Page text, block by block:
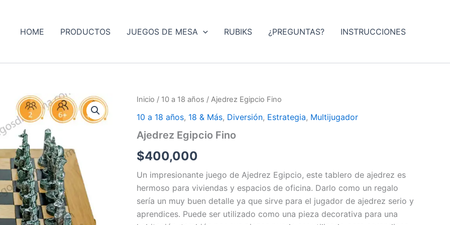
HOME PRODUCTOS JUEGOS DE MESA RUBIKS ¿PREGUNTAS? INSTRUCCIONES
Inicio / 10 a 18 años / Ajedrez Egipcio Fino
10 a 18 años, 18 & Más, Diversión, Estrategia, Multijugador
Ajedrez Egipcio Fino
$400,000
Un impresionante juego de Ajedrez Egipcio, este tablero de ajedrez es
hermoso para viviendas y espacios de oficina. Darlo como un regalo
sería un muy buen detalle ya que sirve para el jugador de ajedrez serio y
aprendices. Puede ser utilizado como una pieza decorativa para una